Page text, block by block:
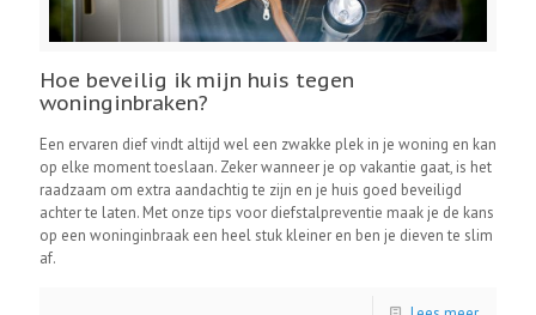
Hoe beveilig ik mijn huis tegen
woninginbraken?
Een ervaren dief vindt altijd wel een zwakke plek in je woning en kan
op elke moment toeslaan. Zeker wanneer je op vakantie gaat, is het
raadzaam om extra aandachtig te zijn en je huis goed beveiligd
achter te laten. Met onze tips voor diefstalpreventie maak je de kans
op een woninginbraak een heel stuk kleiner en ben je dieven te slim
af.